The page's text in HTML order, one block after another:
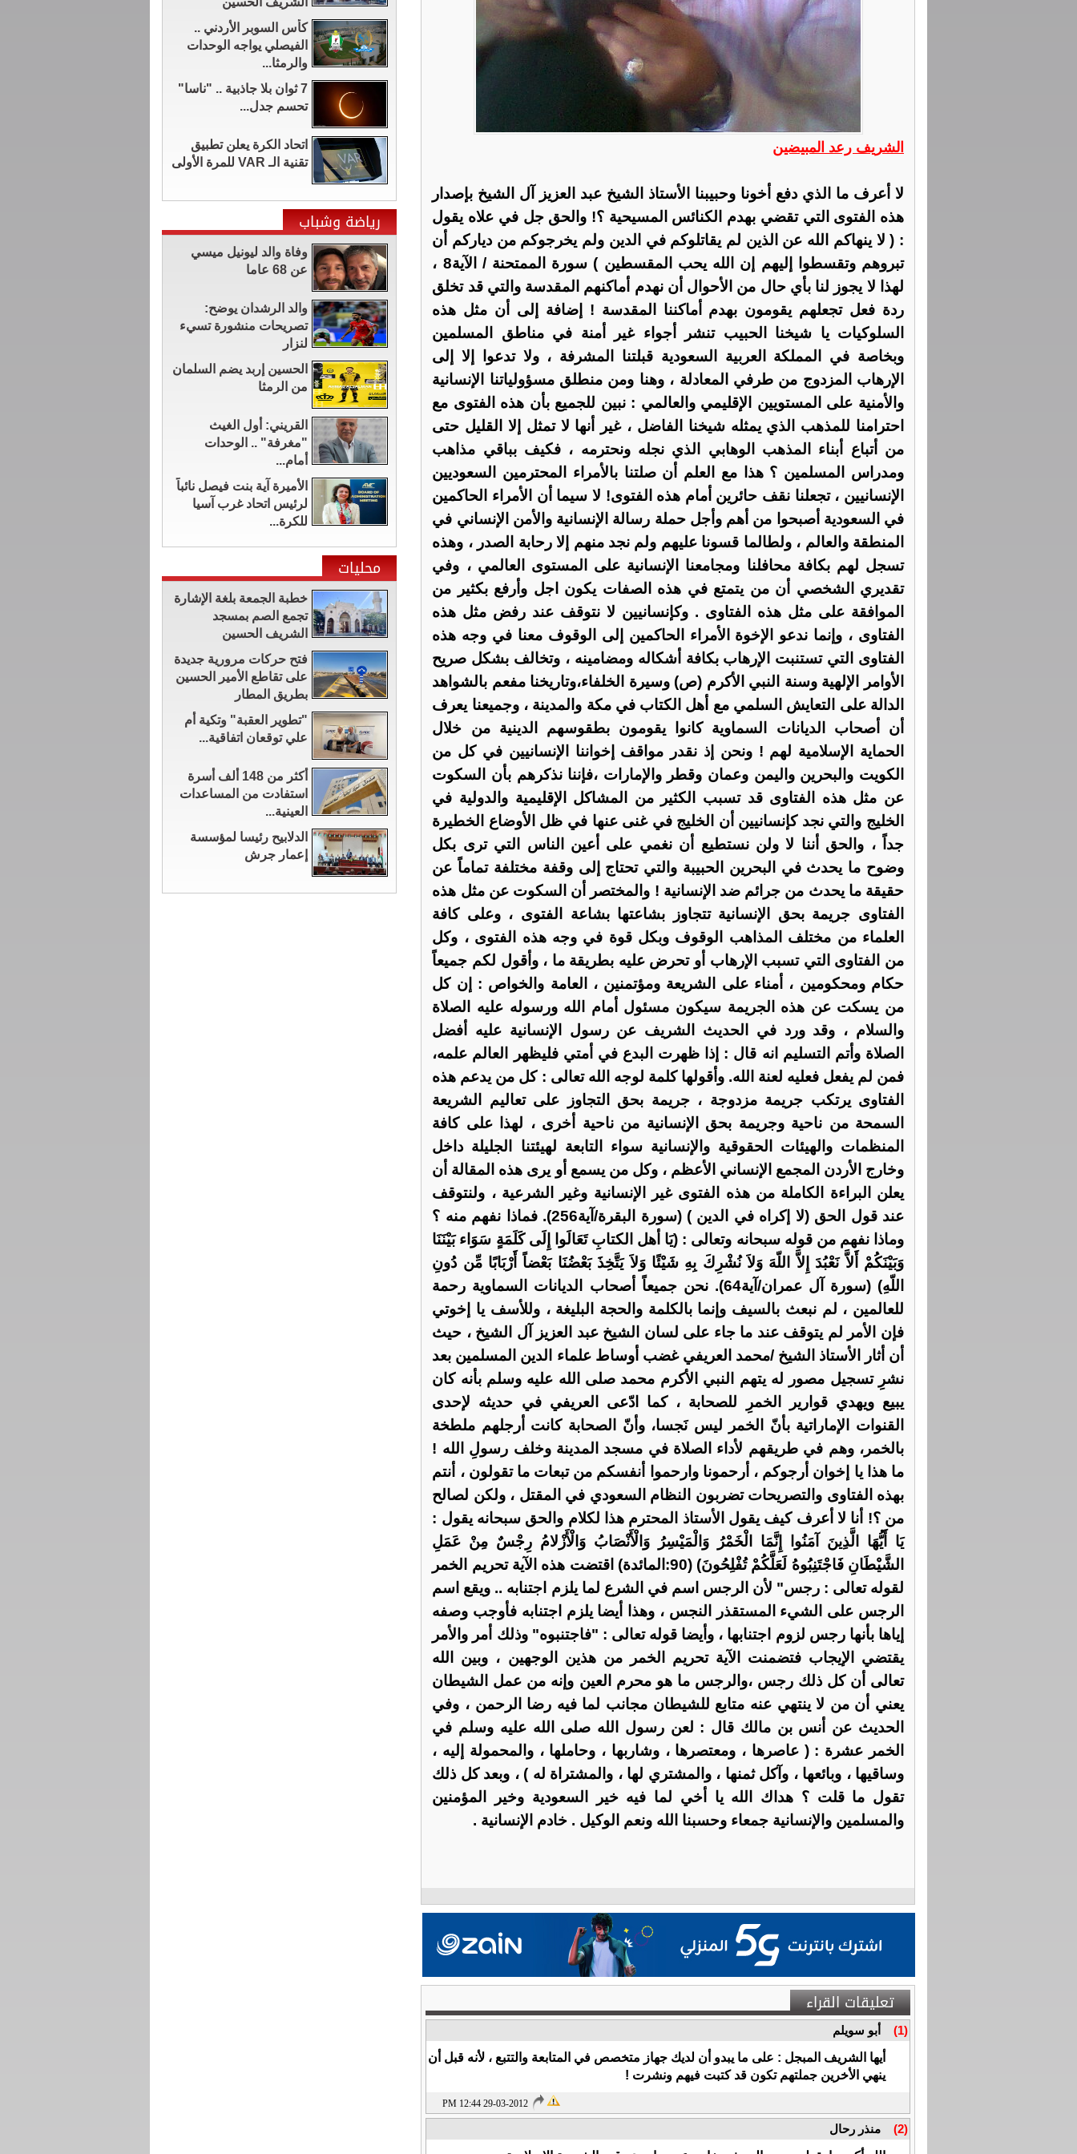
الشريف رعد المبيضين
لا أعرف ما الذي دفع أخونا وحبيبنا الأستاذ الشيخ عبد العزيز آل الشيخ بإصدار
هذه الفتوى التي تقضي بهدم الكنائس المسيحية ؟! والحق جل في علاه يقول
: ( لا ينهاكم الله عن الذين لم يقاتلوكم في الدين ولم يخرجوكم من دياركم أن
تبروهم وتقسطوا إليهم إن الله يحب المقسطين ) سورة الممتحنة / الآية8 ،
لهذا لا يجوز لنا بأي حال من الأحوال أن نهدم أماكنهم المقدسة والتي قد تخلق
ردة فعل تجعلهم يقومون بهدم أماكننا المقدسة ! إضافة إلى أن مثل هذه
السلوكيات يا شيخنا الحبيب تنشر أجواء غير أمنة في مناطق المسلمين
وبخاصة في المملكة العربية السعودية قبلتنا المشرفة ، ولا تدعوا إلا إلى
الإرهاب المزدوج من طرفي المعادلة ، وهنا ومن منطلق مسؤولياتنا الإنسانية
والأمنية على المستويين الإقليمي والعالمي : نبين للجميع بأن هذه الفتوى مع
احترامنا للمذهب الذي يمثله شيخنا الفاضل ، غير أنها لا تمثل إلا القليل حتى
من أتباع أبناء المذهب الوهابي الذي نجله ونحترمه ، فكيف بباقي مذاهب
ومدراس المسلمين ؟ هذا مع العلم أن صلتنا بالأمراء المحترمين السعوديين
الإنسانيين ، تجعلنا نقف حائرين أمام هذه الفتوى! لا سيما أن الأمراء الحاكمين
في السعودية أصبحوا من أهم وأجل حملة رسالة الإنسانية والأمن الإنساني في
المنطقة والعالم ، ولطالما قسونا عليهم ولم نجد منهم إلا رحابة الصدر ، وهذه
تسجل لهم بكافة محافلنا ومجامعنا الإنسانية على المستوى العالمي ، وفي
تقديري الشخصي أن من يتمتع في هذه الصفات يكون اجل وأرفع بكثير من
الموافقة على مثل هذه الفتاوى . وكإنسانيين لا نتوقف عند رفض مثل هذه
الفتاوى ، وإنما ندعو الإخوة الأمراء الحاكمين إلى الوقوف معنا في وجه هذه
الفتاوى التي تستنبت الإرهاب بكافة أشكاله ومضامينه ، وتخالف بشكل صريح
الأوامر الإلهية وسنة النبي الأكرم (ص) وسيرة الخلفاء،وتاريخنا مفعم بالشواهد
الدالة على التعايش السلمي مع أهل الكتاب في مكة والمدينة ، وجميعنا يعرف
أن أصحاب الديانات السماوية كانوا يقومون بطقوسهم الدينية من خلال
الحماية الإسلامية لهم ! ونحن إذ نقدر مواقف إخواننا الإنسانيين في كل من
الكويت والبحرين واليمن وعمان وقطر والإمارات ،فإننا نذكرهم بأن السكوت
عن مثل هذه الفتاوى قد تسبب الكثير من المشاكل الإقليمية والدولية في
الخليج والتي نجد كإنسانيين أن الخليج في غنى عنها في ظل الأوضاع الخطيرة
جداً ، والحق أننا لا ولن نستطيع أن نغمي على أعين الناس التي ترى بكل
وضوح ما يحدث في البحرين الحبيبة والتي تحتاج إلى وقفة مختلفة تماماً عن
حقيقة ما يحدث من جرائم ضد الإنسانية ! والمختصر أن السكوت عن مثل هذه
الفتاوى جريمة بحق الإنسانية تتجاوز بشاعتها بشاعة الفتوى ، وعلى كافة
العلماء من مختلف المذاهب الوقوف وبكل قوة في وجه هذه الفتوى ، وكل
من الفتاوى التي تسبب الإرهاب أو تحرض عليه بطريقة ما ، وأقول لكم جميعاً
حكام ومحكومين ، أمناء على الشريعة ومؤتمنين ، العامة والخواص : إن كل
من يسكت عن هذه الجريمة سيكون مسئول أمام الله ورسوله عليه الصلاة
والسلام ، وقد ورد في الحديث الشريف عن رسول الإنسانية عليه أفضل
الصلاة وأتم التسليم انه قال : إذا ظهرت البدع في أمتي فليظهر العالم علمه،
فمن لم يفعل فعليه لعنة الله. وأقولها كلمة لوجه الله تعالى : كل من يدعم هذه
الفتاوى يرتكب جريمة مزدوجة ، جريمة بحق التجاوز على تعاليم الشريعة
السمحة من ناحية وجريمة بحق الإنسانية من ناحية أخرى ، لهذا على كافة
المنظمات والهيئات الحقوقية والإنسانية سواء التابعة لهيئتنا الجليلة داخل
وخارج الأردن المجمع الإنساني الأعظم ، وكل من يسمع أو يرى هذه المقالة أن
يعلن البراءة الكاملة من هذه الفتوى غير الإنسانية وغير الشرعية ، ولنتوقف
عند قول الحق (لا إكراه في الدين ) (سورة البقرة/آية256). فماذا نفهم منه ؟
وماذا نفهم من قوله سبحانه وتعالى : (يَا أهل الكتابِ تَعَالَوا إِلَى كَلَمَةٍ سَوَاء بَيْنَنَا
وَبَيْنَكُمْ أَلاَّ نَعْبُدَ إِلاَّ اللّهَ وَلاَ نُشْرِكَ بِهِ شَيْئًا وَلاَ يَتَّخِذَ بَعْضُنَا بَعْضاً أَرْبَابًا مِّن دُونِ
اللّهِ) (سورة آل عمران/آية64). نحن جميعاً أصحاب الديانات السماوية رحمة
للعالمين ، لم نبعث بالسيف وإنما بالكلمة والحجة البليغة ، وللأسف يا إخوتي
فإن الأمر لم يتوقف عند ما جاء على لسان الشيخ عبد العزيز آل الشيخ ، حيث
أن أثار الأستاذ الشيخ /محمد العريفي غضب أوساط علماء الدين المسلمين بعد
نشرِ تسجيل مصور له يتهم النبي الأكرم محمد صلى الله عليه وسلم بأنه كان
يبيع ويهدي قوارير الخمرِ للصحابة ، كما ادّعى العريفي في حديثه لإحدى
القنوات الإماراتية بأنّ الخمر ليس نَجسا، وأنّ الصحابة كانت أرجلهم ملطخة
بالخمر، وهم في طريقهم لأداء الصلاة في مسجد المدينة وخلف رسولِ الله !
ما هذا يا إخوان أرجوكم ، أرحمونا وارحموا أنفسكم من تبعات ما تقولون ، أنتم
بهذه الفتاوى والتصريحات تضربون النظام السعودي في المقتل ، ولكن لصالح
من ؟! أنا لا أعرف كيف يقول الأستاذ المحترم هذا لكلام والحق سبحانه يقول :
يَا أَيُّهَا الَّذِينَ آمَنُوا إِنَّمَا الْخَمْرُ وَالْمَيْسِرُ وَالْأَنْصَابُ وَالْأَزْلامُ رِجْسٌ مِنْ عَمَلِ
الشَّيْطَانِ فَاجْتَنِبُوهُ لَعَلَّكُمْ تُفْلِحُونَ) (90:المائدة) اقتضت هذه الآية تحريم الخمر
لقوله تعالى : رجس" لأن الرجس اسم في الشرع لما يلزم اجتنابه .. ويقع اسم
الرجس على الشيء المستقذر النجس ، وهذا أيضا يلزم اجتنابه فأوجب وصفه
إياها بأنها رجس لزوم اجتنابها ، وأيضا قوله تعالى : "فاجتنبوه" وذلك أمر والأمر
يقتضي الإيجاب فتضمنت الآية تحريم الخمر من هذين الوجهين ، وبين الله
تعالى أن كل ذلك رجس ،والرجس ما هو محرم العين وإنه من عمل الشيطان
يعني أن من لا ينتهي عنه متابع للشيطان مجانب لما فيه رضا الرحمن ، وفي
الحديث عن أنس بن مالك قال : لعن رسول الله صلى الله عليه وسلم في
الخمر عشرة : ( عاصرها ، ومعتصرها ، وشاربها ، وحاملها ، والمحمولة إليه ،
وساقيها ، وبائعها ، وآكل ثمنها ، والمشتري لها ، والمشتراة له ) ، وبعد كل ذلك
تقول ما قلت ؟ هداك الله يا أخي لما فيه خير السعودية وخير المؤمنين
والمسلمين والإنسانية جمعاء وحسبنا الله ونعم الوكيل . خادم الإنسانية .
تعليقات القراء
(1)
أبو سويلم
أيها الشريف المبجل : على ما يبدو أن لديك جهاز متخصص في المتابعة والتتبع ، لأنه قبل أن
ينهي الأخرين جملتهم تكون قد كتبت فيهم ونشرت !
29-03-2012 12:44 PM
(2)
منذر رحال
كأس السوبر الأردني ..
الفيصلي يواجه الوحدات
والرمثا...
7 ثوان بلا جاذبية .. "ناسا"
تحسم جدل...
اتحاد الكرة يعلن تطبيق
تقنية الـ VAR للمرة الأولى
رياضة وشباب
وفاة والد ليونيل ميسي
عن 68 عاما
والد الرشدان يوضح:
تصريحات منشورة تسيء
لنزار
الحسين إربد يضم السلمان
من الرمثا
القريني: أول الغيث
"مغرفة" .. الوحدات
أمام...
الأميرة آية بنت فيصل نائباً
لرئيس اتحاد غرب آسيا
للكرة...
محليات
خطبة الجمعة بلغة الإشارة
تجمع الصم بمسجد
الشريف الحسين
فتح حركات مرورية جديدة
على تقاطع الأمير الحسين
بطريق المطار
"تطوير العقبة" وتكية أم
علي توقعان اتفاقية...
أكثر من 148 ألف أسرة
استفادت من المساعدات
العينية...
الدلابيح رئيسا لمؤسسة
إعمار جرش